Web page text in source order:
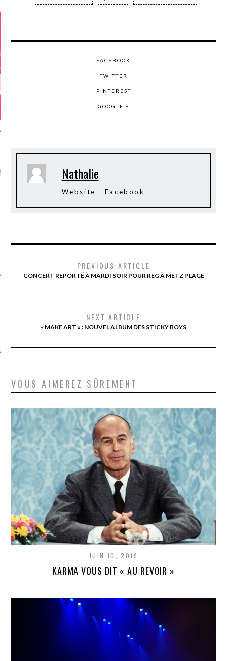
KARMA –
ANNIVERSAIRE
FACEBOOK
TWITTER
PINTEREST
GOOGLE +
Nathalie
Website Facebook
PREVIOUS ARTICLE
CONCERT REPORTÉ À MARDI SOIR POUR REG À METZ PLAGE
NEXT ARTICLE
« MAKE ART » : NOUVEL ALBUM DES STICKY BOYS
VOUS AIMEREZ SÛREMENT
JUIN 10, 2019
KARMA VOUS DIT « AU REVOIR »